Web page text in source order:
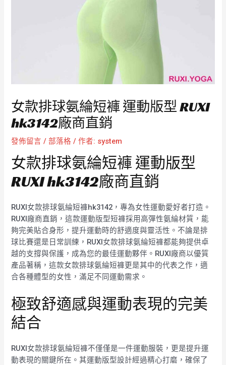
女款排球氨綸短褲 運動版型 RUXI
hk3142廠商直銷
發佈留言 /部落格 / 作者: system
女款排球氨綸短褲 運動版型
RUXI hk3142廠商直銷
RUXI女款排球氨綸短褲hk3142，專為女性運動愛好者打造。
RUXI廠商直銷，這款運動版型短褲採用高彈性氨綸材質，能
夠完美貼合身形，提升運動時的舒適度與靈活性。不論是排
球比賽還是日常訓練，RUXI女款排球氨綸短褲都能夠提供卓
越的支撐與保護，成為您的最佳運動夥伴。RUXI廠商以優質
產品著稱，這款女款排球氨綸短褲更是其中的代表之作，適
合各種體型的女性，滿足不同運動需求。
極致舒適感與運動表現的完美
結合
RUXI女款排球氨綸短褲不僅僅是一件運動服裝，更是提升運
動表現的關鍵所在。其運動版型設計經過精心打磨，確保了